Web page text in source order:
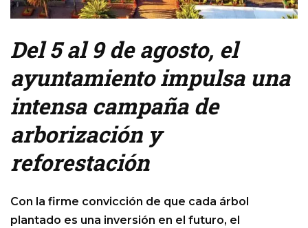
Del 5 al 9 de agosto, el
ayuntamiento impulsa una
intensa campaña de
arborización y
reforestación
Con la firme convicción de que cada árbol
plantado es una inversión en el futuro, el